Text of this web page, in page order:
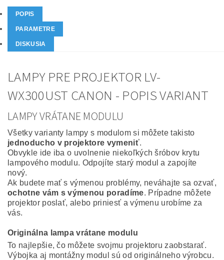
POPIS
PARAMETRE
DISKUSIA
LAMPY PRE PROJEKTOR LV-
WX300UST CANON - POPIS VARIANT
LAMPY VRÁTANE MODULU
Všetky varianty lampy s modulom si môžete takisto
jednoducho v projektore vymeniť.
Obvykle ide iba o uvolnenie niekoľkých šróbov krytu
lampového modulu. Odpojíte starý modul a zapojíte
nový.
Ak budete mať s výmenou problémy, neváhajte sa ozvať,
ochotne vám s výmenou poradíme. Prípadne môžete
projektor poslať, alebo priniesť a výmenu urobíme za
vás.
Originálna lampa vrátane modulu
To najlepšie, čo môžete svojmu projektoru zaobstarať.
Výbojka aj montážny modul sú od originálneho výrobcu.